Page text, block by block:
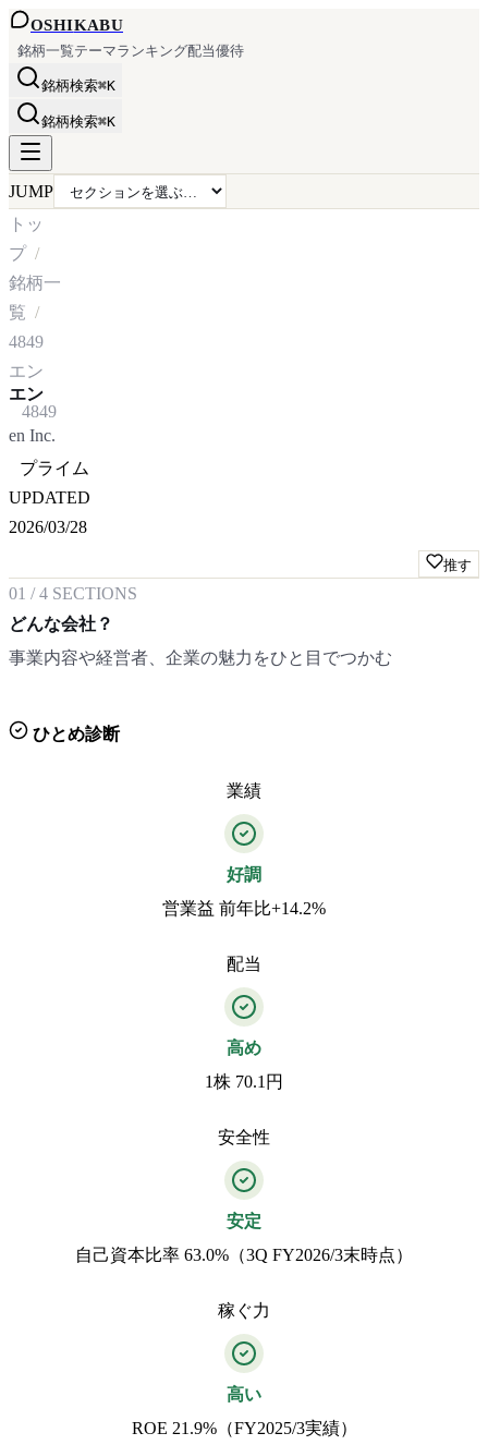
OSHIKABU
銘柄一覧テーマランキング配当優待
銘柄検索⌘K
銘柄検索⌘K
JUMP
トッ
プ
銘柄一
覧
4849
エン
エン
4849
en Inc.
プライム
UPDATED
2026/03/28
推す
01 /4 SECTIONS
どんな会社？
事業内容や経営者、企業の魅力をひと目でつかむ
ひとめ診断
業績
好調
営業益 前年比+14.2%
配当
高め
1株 70.1円
安全性
安定
自己資本比率 63.0%（3Q FY2026/3末時点）
稼ぐ力
高い
ROE 21.9%（FY2025/3実績）